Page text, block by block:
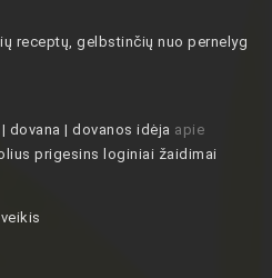
receptų, gelbstinčių nuo pernelyg
dovana | dovanos idėja apie
prigesins loginiai žaidimai